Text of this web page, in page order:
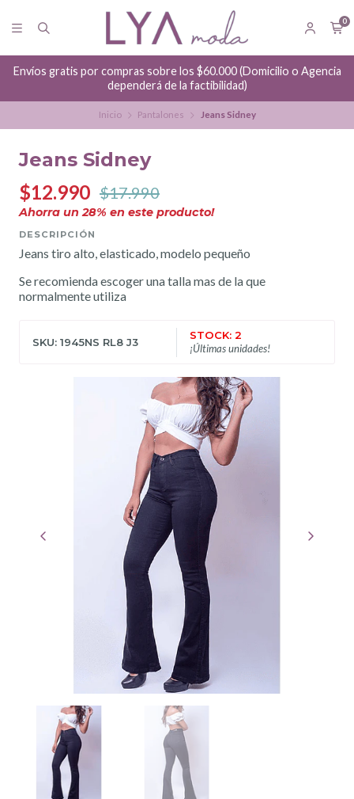
0
Envíos gratis por compras sobre los $60.000 (Domicilio o Agencia
dependerá de la factibilidad)
Inicio Pantalones Jeans Sidney
Jeans Sidney
$12.990 $17.990
Ahorra un 28% en este producto!
DESCRIPCIÓN
Jeans tiro alto, elasticado, modelo pequeño
Se recomienda escoger una talla mas de la que
normalmente utiliza
SKU: 1945NS RL8 J3
STOCK: 2
¡Últimas unidades!